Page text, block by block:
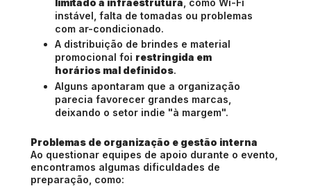
instável, falta de tomadas ou problemas
com ar-condicionado.
A distribuição de brindes e material
promocional foi restringida em
horários mal definidos.
Alguns apontaram que a organização
parecia favorecer grandes marcas,
deixando o setor indie "à margem".
Problemas de organização e gestão interna
Ao questionar equipes de apoio durante o evento,
encontramos algumas dificuldades de
preparação, como: